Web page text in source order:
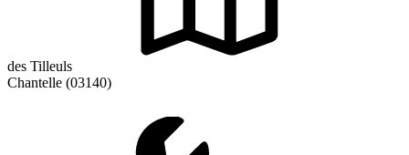
des Tilleuls
Chantelle (03140)